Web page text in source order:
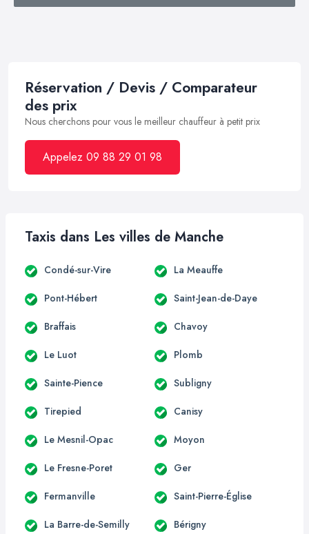
Réservation / Devis / Comparateur
des prix
Nous cherchons pour vous le meilleur chauffeur à petit prix
Appelez 09 88 29 01 98
Taxis dans Les villes de Manche
Condé-sur-Vire La Meauffe
Pont-Hébert Saint-Jean-de-Daye
Braffais Chavoy
Le Luot Plomb
Sainte-Pience Subligny
Tirepied Canisy
Le Mesnil-Opac Moyon
Le Fresne-Poret Ger
Fermanville Saint-Pierre-Église
La Barre-de-Semilly Bérigny